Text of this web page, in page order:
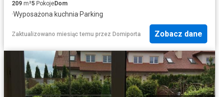
209 m²5 PokojeDom
·Wyposażona kuchnia·Parking
Zaktualizowano miesiąc temu przez Domiporta Zobacz dane